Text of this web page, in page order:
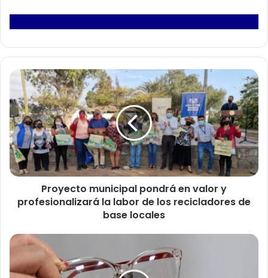
P
o
e
c
t
o
m
i
a
l
Proyecto municipal pondrá en valor y
profesionalizará la labor de los recicladores de
base locales
E
t